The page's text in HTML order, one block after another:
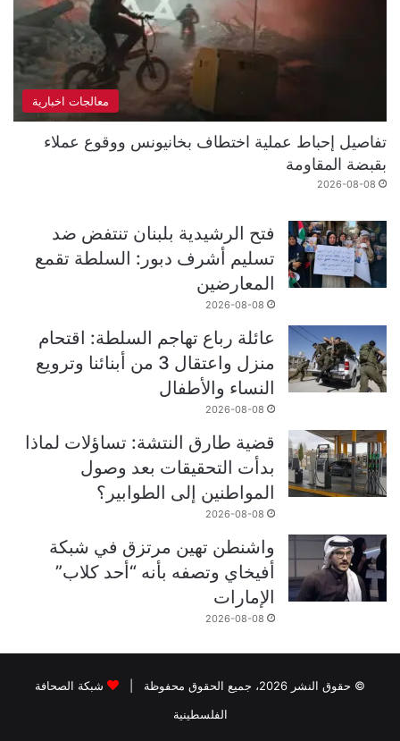
معالجات اخبارية
تفاصيل إحباط عملية اختطاف بخانيونس ووقوع عملاء
بقبضة المقاومة
2026-08-08
فتح الرشيدية بلبنان تنتفض ضد
تسليم أشرف دبور: السلطة تقمع
المعارضين
2026-08-08
عائلة رباع تهاجم السلطة: اقتحام
منزل واعتقال 3 من أبنائنا وترويع
النساء والأطفال
2026-08-08
قضية طارق النتشة: تساؤلات لماذا
بدأت التحقيقات بعد وصول
المواطنين إلى الطوابير؟
2026-08-08
واشنطن تهين مرتزق في شبكة
أفيخاي وتصفه بأنه “أحد كلاب”
الإمارات
2026-08-08
© حقوق النشر 2026، جميع الحقوق محفوظة |
شبكة الصحافة
الفلسطينية